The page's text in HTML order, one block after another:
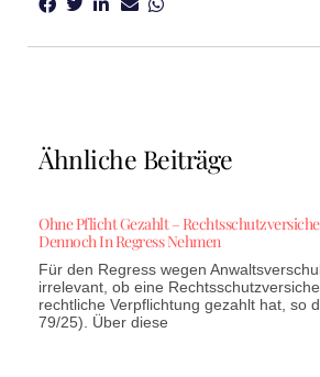
Ähnliche Beiträge
Ohne Pflicht Gezahlt –
Dennoch In Regress Nehmen
Für den Regress wegen
irrelevant, ob eine
rechtliche Verpflichtung gezahlt hat, so
79/25). Über diese